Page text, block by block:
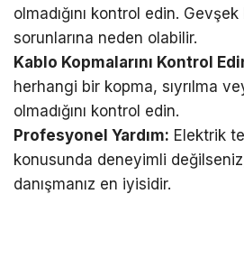
olmadığını kontrol edin.
sorunlarına neden olabilir.
Kablo Kopmalarını Kontrol
herhangi bir kopma, sıyrılma
olmadığını kontrol edin.
Profesyonel Yardım: Elektrik
konusunda deneyimli
danışmanız en iyisidir.